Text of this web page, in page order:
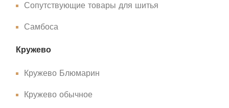
Сопутствующие товары для шитья
Самбоса
Кружево
Кружево Блюмарин
Кружево обычное